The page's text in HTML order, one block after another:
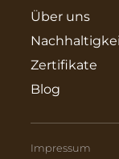
Über uns
Zertifikate
Blog
Impressum